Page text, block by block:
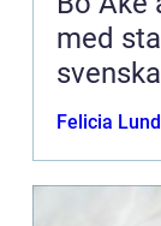
med
Felicia